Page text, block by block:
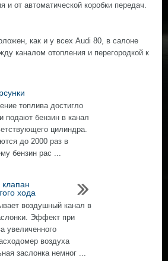
и от автоматической коробки передач.
как и у всех Audi 80, в салоне
каналом отопления и перегородкой к
топлива достигло
бензин в канал
цилиндра.
до 2000 раз в
бензин рас ...
хода
воздушный канал в
Эффект при
увеличенного
воздуха
заслонка немног ...